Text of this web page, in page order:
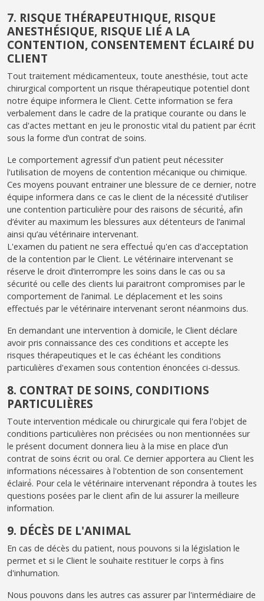
7. RISQUE THÉRAPEUTHIQUE, RISQUE
ANESTHÉSIQUE, RISQUE LIÉ A LA
CONTENTION, CONSENTEMENT ÉCLAIRÉ DU
CLIENT
Tout traitement médicamenteux, toute anesthésie, tout acte
chirurgical comportent un risque thérapeutique potentiel dont
notre équipe informera le Client. Cette information se fera
verbalement dans le cadre de la pratique courante ou dans le
cas d'actes mettant en jeu le pronostic vital du patient par écrit
sous la forme d’un contrat de soins.
Le comportement agressif d'un patient peut nécessiter
l'utilisation de moyens de contention mécanique ou chimique.
Ces moyens pouvant entrainer une blessure de ce dernier, notre
équipe informera dans ce cas le client de la nécessité d'utiliser
une contention particulière pour des raisons de sécurité́, afin
d’éviter au maximum les blessures aux détenteurs de l’animal
ainsi qu’au vétérinaire intervenant.
L'examen du patient ne sera effectué́ qu'en cas d'acceptation
de la contention par le Client. Le vétérinaire intervenant se
réserve le droit d’interrompre les soins dans le cas ou sa
sécurité ou celle des clients lui paraitront compromises par le
comportement de l’animal. Le déplacement et les soins
effectués par le vétérinaire intervenant seront néanmoins dus.
En demandant une intervention à domicile, le Client déclare
avoir pris connaissance des ces conditions et accepte les
risques thérapeutiques et le cas échéant les conditions
particulières d'examen sous contention énoncées ci-dessus.
8. CONTRAT DE SOINS, CONDITIONS
PARTICULIÈRES
Toute intervention médicale ou chirurgicale qui fera l'objet de
conditions particulières non précisées ou non mentionnées sur
le présent document donnera lieu à la mise en place d’un
contrat de soins écrit ou oral. Ce dernier apportera au Client les
informations nécessaires à l'obtention de son consentement
éclairé́. Pour cela le vétérinaire intervenant répondra à toutes les
questions posées par le client afin de lui assurer la meilleure
information.
9. DÉCÈS DE L'ANIMAL
En cas de décès du patient, nous pouvons si la législation le
permet et si le Client le souhaite restituer le corps à fins
d'inhumation.
Nous pouvons dans les autres cas assurer par l'intermédiaire de